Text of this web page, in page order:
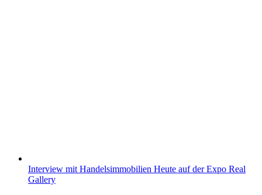
Interview mit Handelsimmobilien Heute auf der Expo Real
Gallery